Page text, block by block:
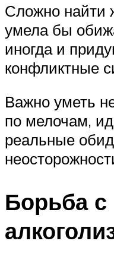
Сложно найти
умела бы
иногда и
конфликтные
Важно уметь
по мелочам,
реальные
Борьба с